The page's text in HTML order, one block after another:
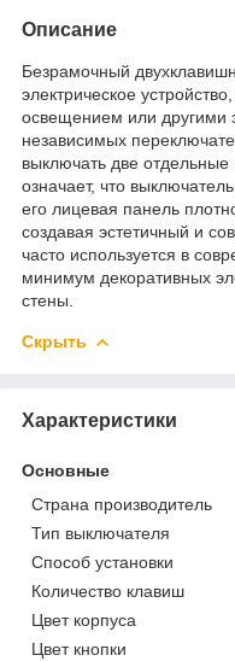
Описание
Безрамочный
электрическое
освещением или другими
независимых
выключать две
означает, что
его лицевая панель
создавая эстетичный и
часто используется в
минимум декоративных
стены.
Скрыть
Характеристики
Основные
Страна производитель
Тип выключателя
Способ установки
Количество клавиш
Цвет корпуса
Цвет кнопки